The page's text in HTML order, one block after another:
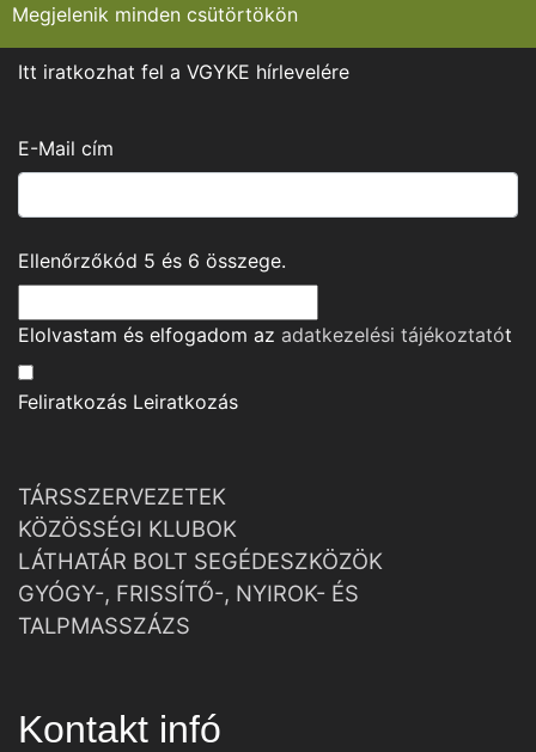
Megjelenik minden csütörtökön
Itt iratkozhat fel a VGYKE hírlevelére
E-Mail cím
Ellenőrzőkód 5 és 6 összege.
Elolvastam és elfogadom az adatkezelési tájékoztatót
Feliratkozás Leiratkozás
TÁRSSZERVEZETEK
KÖZÖSSÉGI KLUBOK
LÁTHATÁR BOLT SEGÉDESZKÖZÖK
GYÓGY-, FRISSÍTŐ-, NYIROK- ÉS
TALPMASSZÁZS
Kontakt infó